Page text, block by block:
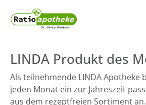
LINDA Produkt des
Als teilnehmende LINDA Apotheke
jeden Monat ein zur Jahreszeit
aus dem rezeptfreien Sortiment